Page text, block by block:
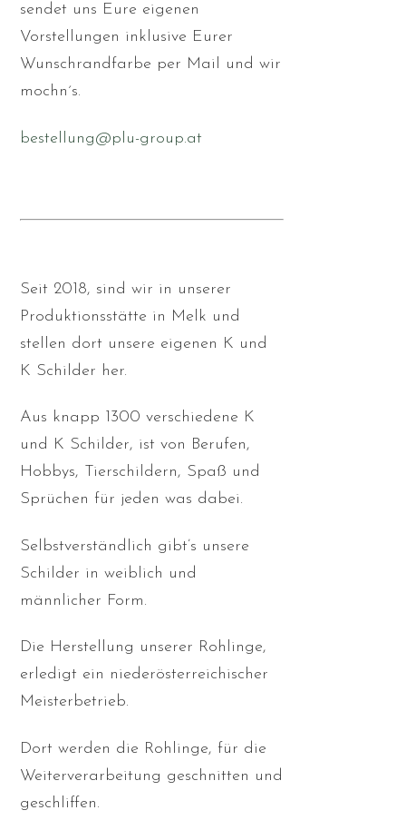
sendet uns Eure eigenen
Vorstellungen inklusive Eurer
Wunschrandfarbe per Mail und wir
mochn´s.
bestellung@plu-group.at
Seit 2018, sind wir in unserer
Produktionsstätte in Melk und
stellen dort unsere eigenen K und
K Schilder her.
Aus knapp 1300 verschiedene K
und K Schilder, ist von Berufen,
Hobbys, Tierschildern, Spaß und
Sprüchen für jeden was dabei.
Selbstverständlich gibt’s unsere
Schilder in weiblich und
männlicher Form.
Die Herstellung unserer Rohlinge,
erledigt ein niederösterreichischer
Meisterbetrieb.
Dort werden die Rohlinge, für die
Weiterverarbeitung geschnitten und
geschliffen.